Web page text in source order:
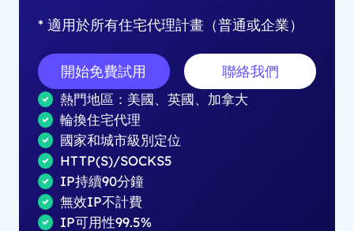
* 適用於所有住宅代理計畫（普通或企業）
開始免費試用 聯絡我們
熱門地區：美國、英國、加拿大
輪換住宅代理
國家和城市級別定位
HTTP(S)/SOCKS5
IP持續90分鐘
無效IP不計費
IP可用性99.5%